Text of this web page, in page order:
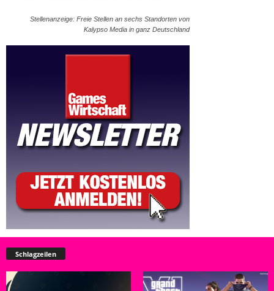
Stellenanzeige: Freie Stellen an sechs Standorten von
Kalypso Media in ganz Deutschland
Schlagzeilen